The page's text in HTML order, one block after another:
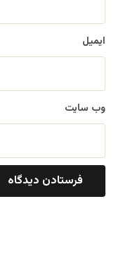
ایمیل
وب‌ سایت